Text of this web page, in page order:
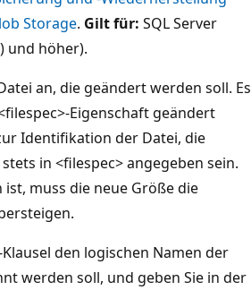
Storage. Gilt für: SQL Server
und höher).
an, die geändert werden soll. Es
Eigenschaft geändert
Identifikation der Datei, die
in <filespec> angegeben sein.
ist, muss die neue Größe die
Klausel den logischen Namen der
werden soll, und geben Sie in der